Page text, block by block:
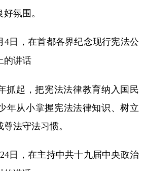
氛围。
日，在首都各界纪念现行宪法公
的讲话
起，把宪法法律教育纳入国民
年从小掌握宪法法律知识、树立
法守法习惯。
日，在主持中共十九届中央政治